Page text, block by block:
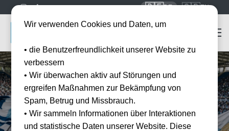
🇩🇪DE 🇬🇧EN
Wir verwenden Cookies und Daten, um
• die Benutzerfreundlichkeit unserer Website zu
verbessern
• Wir überwachen aktiv auf Störungen und
ergreifen Maßnahmen zur Bekämpfung von
Spam, Betrug und Missbrauch.
• Wir sammeln Informationen über Interaktionen
und statistische Daten unserer Website. Diese